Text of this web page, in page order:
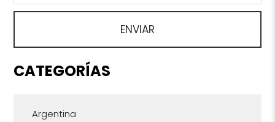
CATEGORÍAS
Argentina